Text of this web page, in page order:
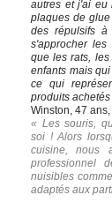
autres et j'ai eu
plaques de
des répulsifs
s'approcher les
que les rats,
enfants mais
ce qui
produits
Winston, 47
« Les souris,
soi ! Alors
cuisine, nous
professionnel
nuisibles
adaptés aux